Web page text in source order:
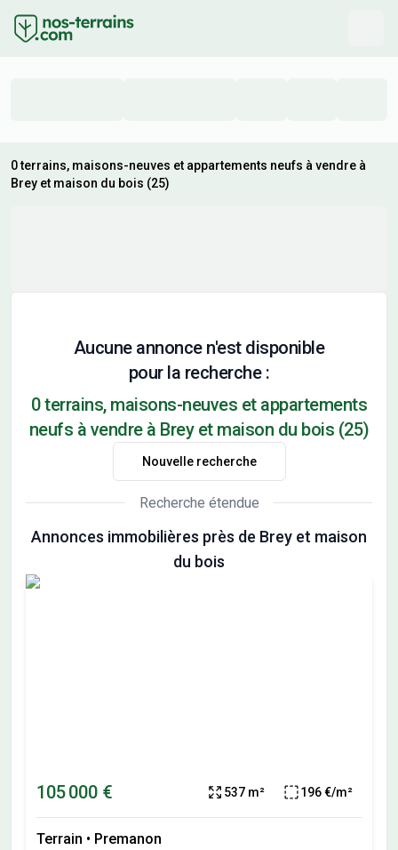
0 terrains, maisons-neuves et appartements neufs à vendre à
Brey et maison du bois (25)
Aucune annonce n'est disponible
pour la recherche :
0 terrains, maisons-neuves et appartements
neufs à vendre à Brey et maison du bois (25)
Nouvelle recherche
Recherche étendue
Annonces immobilières près de Brey et maison
du bois
105 000 € 537 m² 196 €/m²
Terrain • Premanon